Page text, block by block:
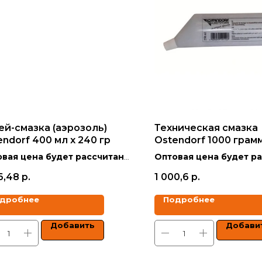
смазка (аэрозоль)
400 мл х 240 гр
цена будет рассчитана
заказа.
указаны с учетом НДС.
р.
Добавить
Техническая смазка
Ostendorf 1000
Оптовая цена будет
объёма заказа.
Цены указаны с учетом
1 000,6 р.
Подробнее